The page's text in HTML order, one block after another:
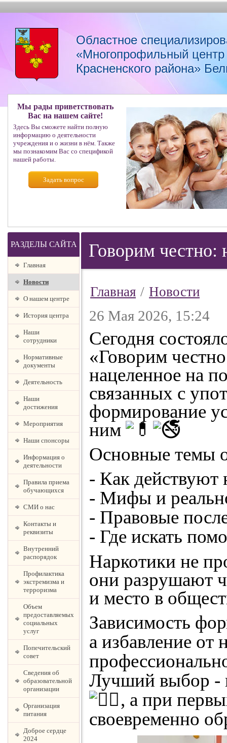
Областное
«Многопрофильный
Красненского района»
Мы рады приветствовать
Вас на нашем сайте!
Здесь Вы сможете найти полную
информацию о деятельности
учреждения и о жизни в нём. Также
мы познакомим Вас со спецификой
нашей работы.
Задать вопрос
РАЗДЕЛЫ САЙТА
Главная
Новости
О нашем центре
История центра
Наши
сотрудники
Нормативные
документы
Деятельность
Наши
достижения
Мероприятия
Наши спонсоры
Информация о
деятельности
Правила приема
обучающихся
СМИ о нас
Контакты и
реквизиты
Внутренний
распорядок
Профилактика
экстремизма и
терроризма
Объем
предоставляемых
социальных
услуг
Попечительский
совет
Сведения об
образовательной
организации
Организация
питания
Доброе сердце
2024
Говорим честно:
Главная / Новости
26 Мая 2026, 15:24
Сегодня
«Говорим
нацеленное на
связанных с
формирование
ним
Основные темы
- Как действуют
- Мифы и
- Правовые
- Где искать
Наркотики не
они разрушают
и место в
Зависимость
а избавление от
Лучший выбор -
, а при
своевременно